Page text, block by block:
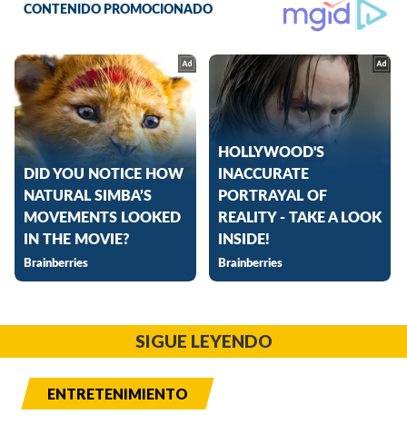
SIGUE LEYENDO
ENTRETENIMIENTO